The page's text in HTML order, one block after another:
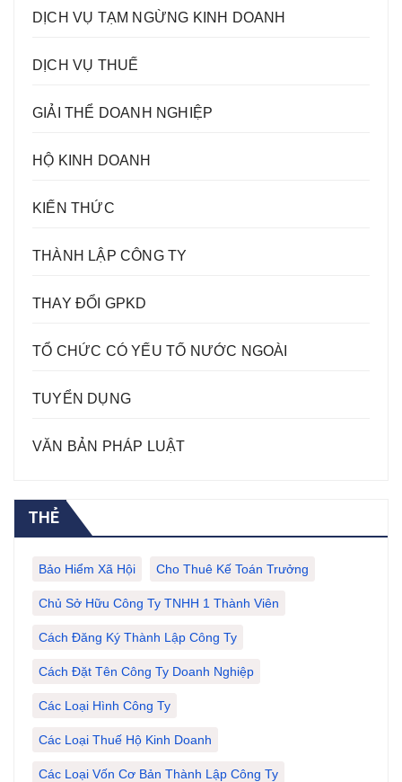
DỊCH VỤ TẠM NGỪNG KINH DOANH
DỊCH VỤ THUẾ
GIẢI THỂ DOANH NGHIỆP
HỘ KINH DOANH
KIẾN THỨC
THÀNH LẬP CÔNG TY
THAY ĐỔI GPKD
TỔ CHỨC CÓ YẾU TỐ NƯỚC NGOÀI
TUYỂN DỤNG
VĂN BẢN PHÁP LUẬT
THẺ
Bảo Hiểm Xã Hội Cho Thuê Kế Toán Trưởng
Chủ Sở Hữu Công Ty TNHH 1 Thành Viên
Cách Đăng Ký Thành Lập Công Ty
Cách Đặt Tên Công Ty Doanh Nghiệp
Các Loại Hình Công Ty
Các Loại Thuế Hộ Kinh Doanh
Các Loại Vốn Cơ Bản Thành Lập Công Ty